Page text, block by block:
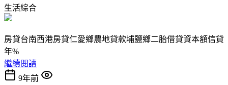
生活綜合
房貸台南西港房貸仁愛鄉農地貸款埔鹽鄉二胎借貸資本額信貸
年%
繼續閱讀
9年前